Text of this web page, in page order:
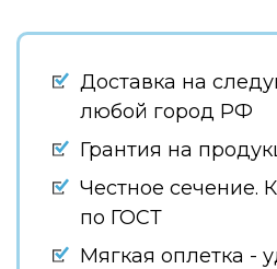
Доставка на
любой город РФ
Грантия на
Честное сечение.
по ГОСТ
Мягкая оплетка -